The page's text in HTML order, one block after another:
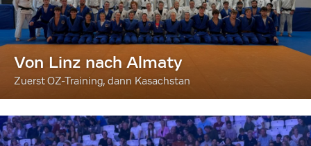
Von Linz nach Almaty
Zuerst OZ-Training, dann Kasachstan